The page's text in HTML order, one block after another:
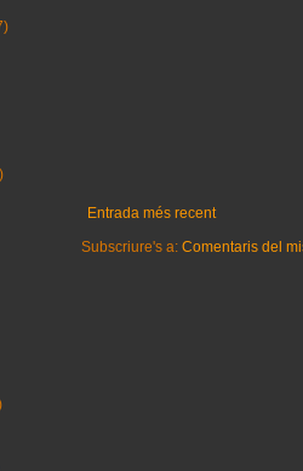
Entrada més recent
Subscriure's a: Comentaris del